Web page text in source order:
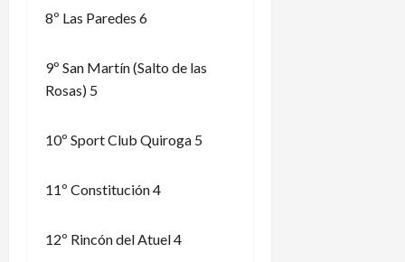
8º Las Paredes 6
9º San Martín (Salto de las
Rosas) 5
10º Sport Club Quiroga 5
11º Constitución 4
12º Rincón del Atuel 4